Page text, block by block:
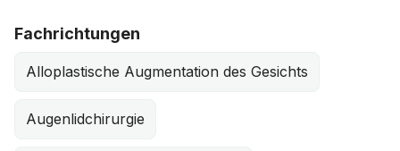
Fachrichtungen
Alloplastische Augmentation des Gesichts
Augenlidchirurgie